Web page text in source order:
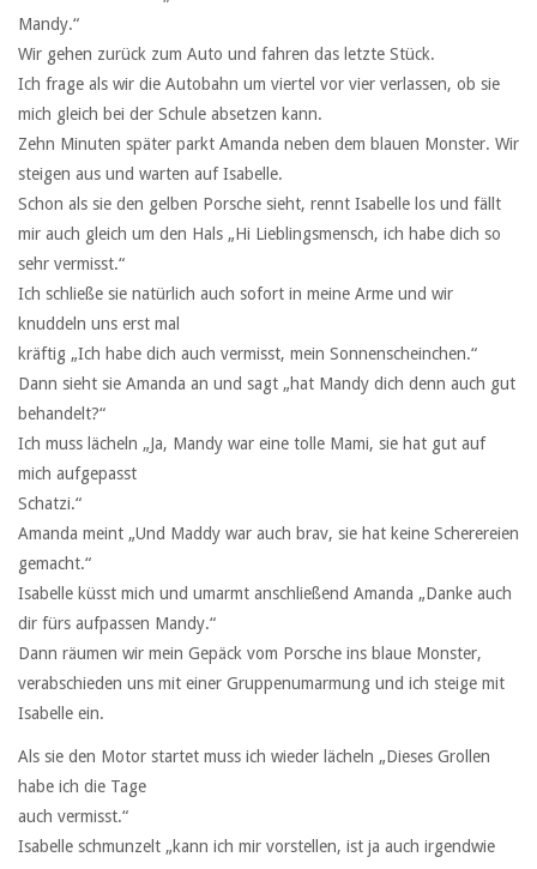
Mandy.“
Wir gehen zurück zum Auto und fahren das letzte Stück.
Ich frage als wir die Autobahn um viertel vor vier verlassen, ob sie
mich gleich bei der Schule absetzen kann.
Zehn Minuten später parkt Amanda neben dem blauen Monster. Wir
steigen aus und warten auf Isabelle.
Schon als sie den gelben Porsche sieht, rennt Isabelle los und fällt
mir auch gleich um den Hals „Hi Lieblingsmensch, ich habe dich so
sehr vermisst.“
Ich schließe sie natürlich auch sofort in meine Arme und wir
knuddeln uns erst mal
kräftig „Ich habe dich auch vermisst, mein Sonnenscheinchen.“
Dann sieht sie Amanda an und sagt „hat Mandy dich denn auch gut
behandelt?“
Ich muss lächeln „Ja, Mandy war eine tolle Mami, sie hat gut auf
mich aufgepasst
Schatzi.“
Amanda meint „Und Maddy war auch brav, sie hat keine Scherereien
gemacht.“
Isabelle küsst mich und umarmt anschließend Amanda „Danke auch
dir fürs aufpassen Mandy.“
Dann räumen wir mein Gepäck vom Porsche ins blaue Monster,
verabschieden uns mit einer Gruppenumarmung und ich steige mit
Isabelle ein.
Als sie den Motor startet muss ich wieder lächeln „Dieses Grollen
habe ich die Tage
auch vermisst.“
Isabelle schmunzelt „kann ich mir vorstellen, ist ja auch irgendwie